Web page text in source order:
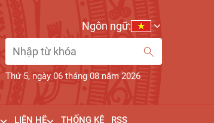
Thứ 5, ngày 06 tháng 08 năm 2026
Ngôn ngữ:
LIÊN HỆ THỐNG KÊ RSS